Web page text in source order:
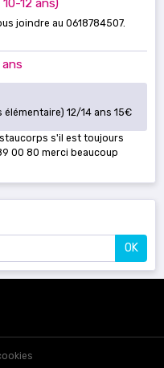
12 ans)
joindre au 0618784507.
12/14 ans 15€
s'il est toujours
00 80 merci beaucoup
OK